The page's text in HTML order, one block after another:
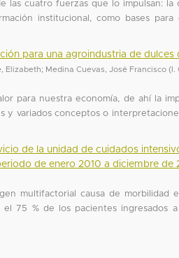
las cuatro fuerzas que lo impulsan: la
institucional, como bases para
para una agroindustria de dulces
Elizabeth; Medina Cuevas, José Francisco (
para nuestra economía, de ahí la
y variados conceptos o
de la unidad de cuidados
de enero 2010 a diciembre de
multifactorial causa de morbilidad
75 % de los pacientes ingresados